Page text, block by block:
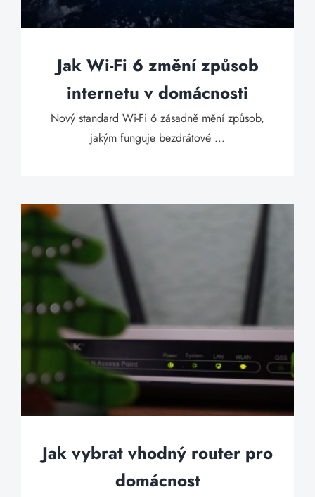
Jak Wi-Fi 6 změní způsob
internetu v domácnosti
Nový standard Wi-Fi 6 zásadně mění způsob,
jakým funguje bezdrátové ...
Jak vybrat vhodný router pro
domácnost